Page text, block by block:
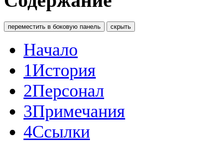
переместить в боковую панель скрыть
Начало
1История
2Персонал
3Примечания
4Ссылки